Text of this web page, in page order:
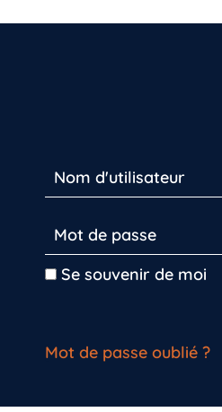
Se souvenir de moi
Mot de passe oublié ?